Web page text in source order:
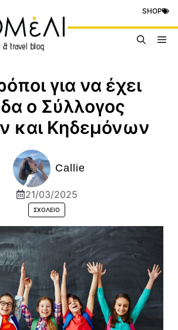
SHOP
για να έχει
ο Σύλλογος
και Κηδεμόνων
Callie
21/03/2025
ΣΧΟΛΕΊΟ